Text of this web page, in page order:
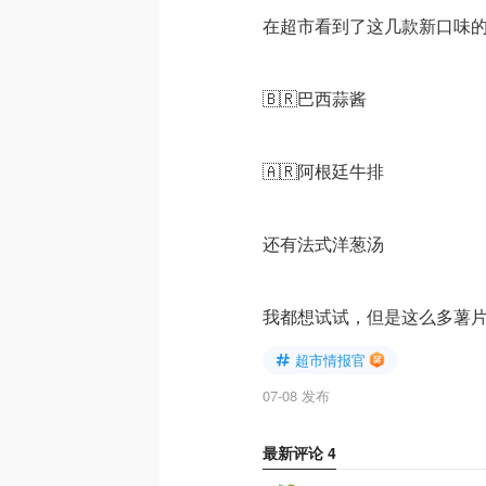
在超市看到了这几款新口味
🇧🇷巴西蒜酱
🇦🇷阿根廷牛排
还有法式洋葱汤
我都想试试，但是这么多薯
超市情报官
07-08 发布
最新评论 4